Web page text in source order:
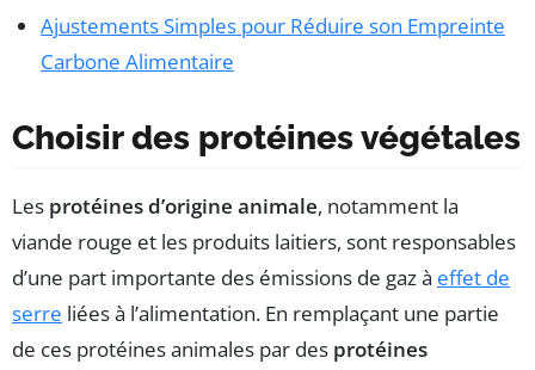
Ajustements Simples pour Réduire son Empreinte
Carbone Alimentaire
Choisir des protéines végétales
Les protéines d’origine animale, notamment la
viande rouge et les produits laitiers, sont responsables
d’une part importante des émissions de gaz à effet de
serre liées à l’alimentation. En remplaçant une partie
de ces protéines animales par des protéines